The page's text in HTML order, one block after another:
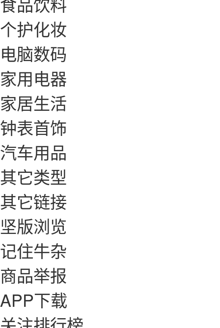
个护化妆
电脑数码
家用电器
家居生活
钟表首饰
汽车用品
其它类型
其它链接
坚版浏览
记住牛杂
商品举报
APP下载